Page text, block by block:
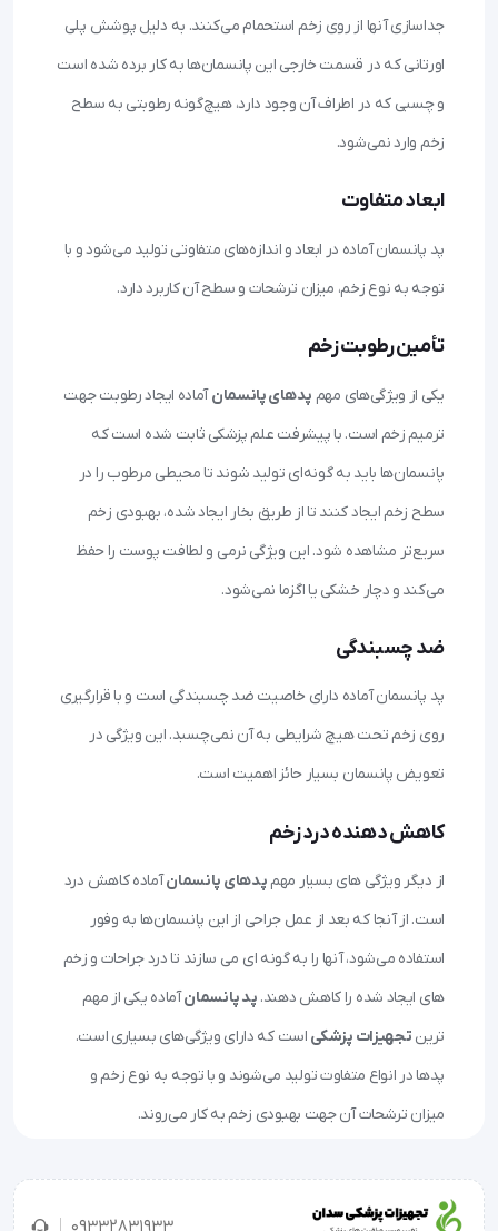
جداسازی آنها از روی زخم استحمام می‌کنند. به دلیل پوشش پلی
اورتانی که در قسمت خارجی این پانسمان‌ها به کار برده شده است
و چسبی که در اطراف آن وجود دارد، هیچ‌گونه رطوبتی به سطح
زخم وارد نمی‌شود.
ابعاد متفاوت
پد پانسمان آماده در ابعاد و اندازه‌های متفاوتی تولید می‌شود و با
توجه به نوع زخم، میزان ترشحات و سطح آن کاربرد دارد.
تأمین رطوبت زخم
یکی از ویژگی‌های مهم پدهای پانسمانآماده ایجاد رطوبت جهت
ترمیم زخم است. با پیشرفت علم پزشکی ثابت شده است که
پانسمان‌ها باید به گونه‌ای تولید شوند تا محیطی مرطوب را در
سطح زخم ایجاد کنند تا از طریق بخار ایجاد شده، بهبودی زخم
سریع‌تر مشاهده شود. این ویژگی نرمی و لطافت پوست را حفظ
می‌کند و دچار خشکی یا اگزما نمی‌شود.
ضد چسبندگی
پد پانسمان آماده دارای خاصیت ضد چسبندگی است و با قرارگیری
روی زخم تحت هیچ شرایطی به آن نمی‌چسبد. این ویژگی در
تعویض پانسمان بسیار حائز اهمیت است.
کاهش دهنده درد زخم
از دیگر ویژگی‌ های بسیار مهم پدهای پانسمانآماده کاهش درد
است. از آنجا که بعد از عمل جراحی از این پانسمان‌ها به وفور
استفاده می‌شود، آنها را به گونه‌ ای می‌ سازند تا درد جراحات و زخم‌
های ایجاد شده را کاهش دهند. پد پانسمانآماده یکی از مهم‌
ترین تجهیزات پزشکی است که دارای ویژگی‌های بسیاری است.
پدها در انواع متفاوت تولید می‌شوند و با توجه به نوع زخم و
میزان ترشحات آن جهت بهبودی زخم به کار می‌روند.
09332831933